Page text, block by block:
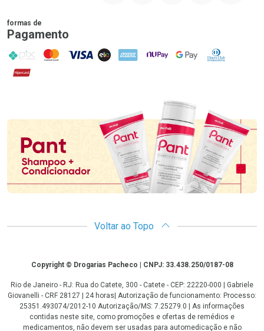
formas de
Pagamento
PIX MasterCard
VISA ELO AMEX NuPay Google PayDiners Club
Hipercard
Promoção em Destaque
Voltar ao Topo
CopyrightCopyright © Drogarias Pacheco | CNPJ: 33.438.250/0187-08
Rio de Janeiro - RJ: Rua do Catete, 300 - Catete - CEP: 22220-000 | Gabriele
Giovanelli - CRF 28127 | 24 horas| Autorização de funcionamento: Processo:
25351.493074/2012-10 Autorização/MS: 7.25279.0 | As informações
contidas neste site, como promoções e ofertas de remédios e
medicamentos, não devem ser usadas para automedicação e não